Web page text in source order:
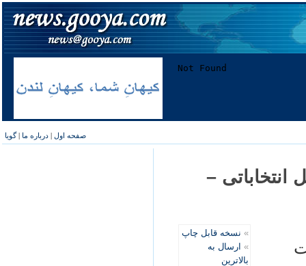
صفحه اول | درباره ما |گویا
–
» نسخه قابل چاپ
» ارسال به
بالاترین